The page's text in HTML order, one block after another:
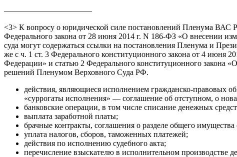
———————————
<3> К вопросу о юридической силе постановлений Пленума ВАС
Федерального закона от 28 июня 2014 г. N 186-ФЗ «О внесении
суда могут содержаться ссылки на постановления Пленума и
же с ч. 1 ст. 3 Федерального конституционного закона от 4
Федерации» и статью 2 Федерального конституционного
решений Пленумом Верховного Суда РФ.
действия, являющиеся исполнением гражданско-правовых
«суррогаты исполнения» — соглашение об отступном, о
банковские операции, в том числе списание денежных
выплата заработной платы;
брачные контракты, соглашения о разделе общего имущества
уплата налогов, сборов, таможенных платежей;
действия по исполнению судебного акта;
перечисление взыскателю в исполнительном